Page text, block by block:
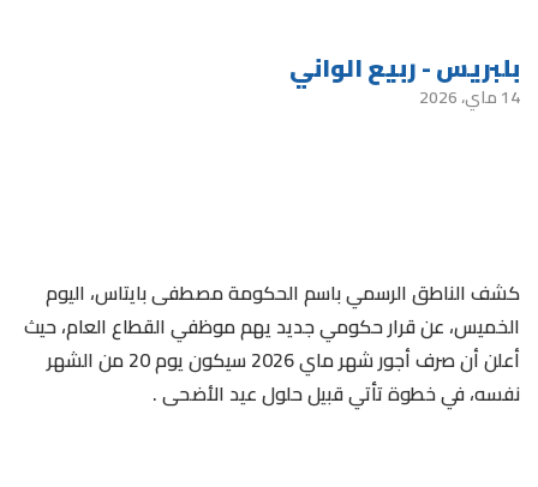
بلبريس - ربيع الواني
14 ماي، 2026
كشف الناطق الرسمي باسم الحكومة مصطفى بايتاس، اليوم
الخميس، عن قرار حكومي جديد يهم موظفي القطاع العام، حيث
أعلن أن صرف أجور شهر ماي 2026 سيكون يوم 20 من الشهر
نفسه، في خطوة تأتي قبيل حلول عيد الأضحى .